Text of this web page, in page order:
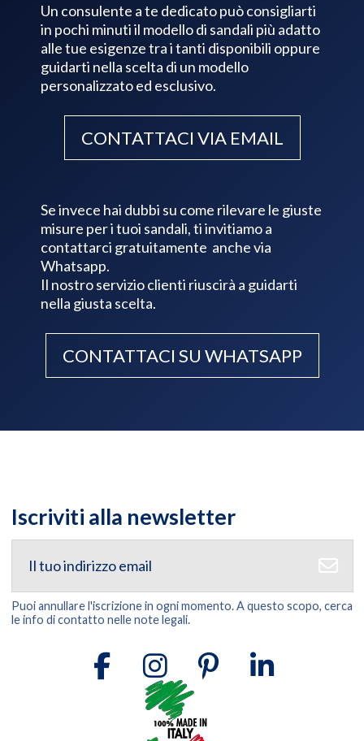
Un consulente a te dedicato può consigliarti
in pochi minuti il modello di sandali più adatto
alle tue esigenze tra i tanti disponibili oppure
guidarti nella scelta di un modello
personalizzato ed esclusivo.
CONTATTACI VIA EMAIL
Se invece hai dubbi su come rilevare le giuste
misure per i tuoi sandali, ti invitiamo a
contattarci gratuitamente anche via
Whatsapp.
Il nostro servizio clienti riuscirà a guidarti
nella giusta scelta.
CONTATTACI SU WHATSAPP
Iscriviti alla newsletter
Puoi annullare l'iscrizione in ogni momento. A questo scopo, cerca
le info di contatto nelle note legali.